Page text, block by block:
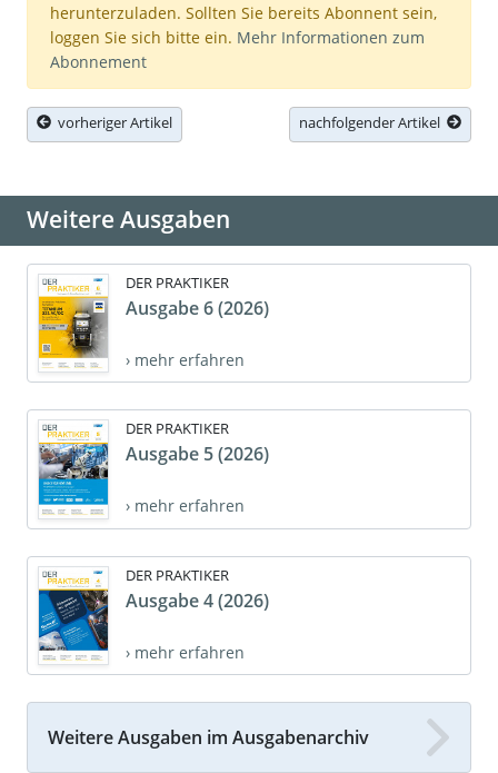
herunterzuladen. Sollten Sie bereits Abonnent sein,
loggen Sie sich bitte ein. Mehr Informationen zum
Abonnement
vorheriger Artikel nachfolgender Artikel
Weitere Ausgaben
DER PRAKTIKER
Ausgabe 6 (2026)
› mehr erfahren
DER PRAKTIKER
Ausgabe 5 (2026)
› mehr erfahren
DER PRAKTIKER
Ausgabe 4 (2026)
› mehr erfahren
Weitere Ausgaben im Ausgabenarchiv